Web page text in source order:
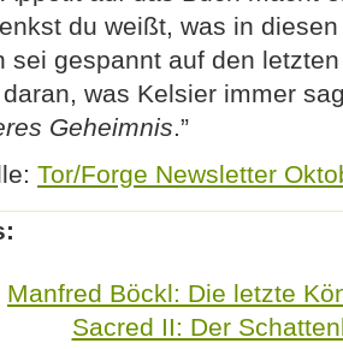
du weißt, was in
sei gespannt auf den
was Kelsier immer
Geheimnis.”
Tor/Forge Newsletter
Manfred Böckl: Die letzte
Sacred II: Der